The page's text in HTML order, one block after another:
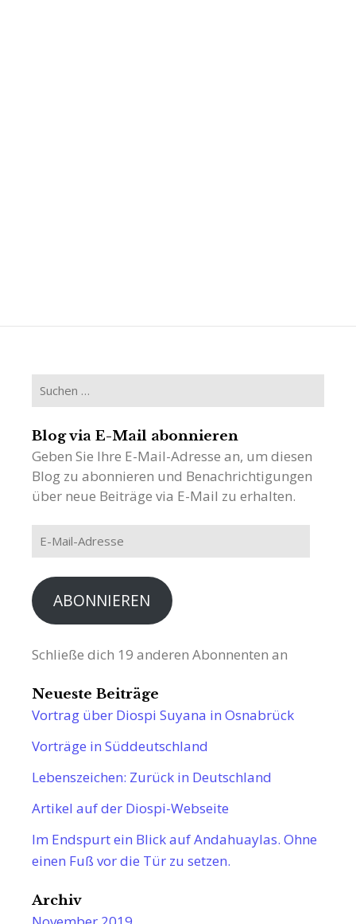
Suchen
nach:
Blog via E-Mail abonnieren
Geben Sie Ihre E-Mail-Adresse an, um diesen
Blog zu abonnieren und Benachrichtigungen
über neue Beiträge via E-Mail zu erhalten.
E-
Mail-
Adresse
ABONNIEREN
Schließe dich 19 anderen Abonnenten an
Neueste Beiträge
Vortrag über Diospi Suyana in Osnabrück
Vorträge in Süddeutschland
Lebenszeichen: Zurück in Deutschland
Artikel auf der Diospi-Webseite
Im Endspurt ein Blick auf Andahuaylas. Ohne
einen Fuß vor die Tür zu setzen.
Archiv